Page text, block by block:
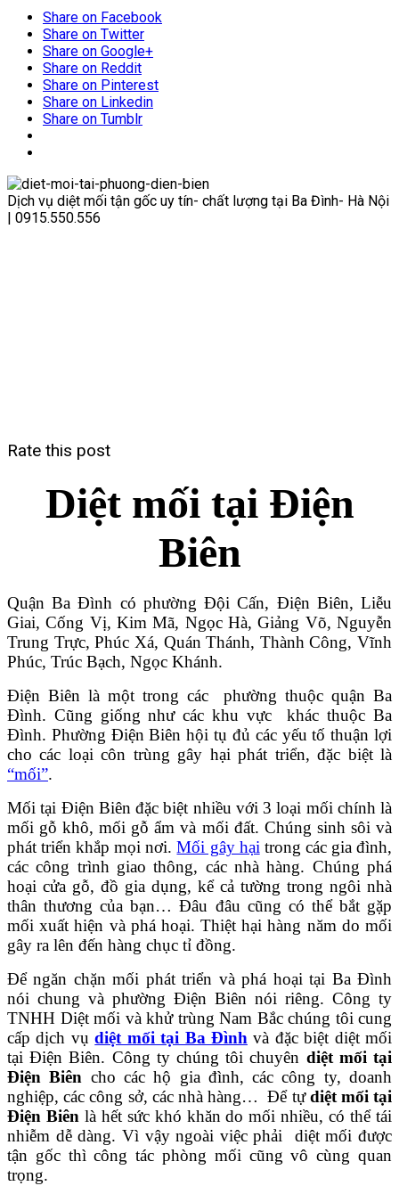
0915.550.556
Share on Facebook
Share on Twitter
Share on Google+
Share on Reddit
Share on Pinterest
Share on Linkedin
Share on Tumblr
Dịch vụ diệt mối tận gốc uy tín- chất lượng tại Ba Đình- Hà Nội
| 0915.550.556
Rate this post
Diệt mối tại Điện
Biên
Quận Ba Đình có phường Đội Cấn, Điện Biên, Liễu
Giai, Cống Vị, Kim Mã, Ngọc Hà, Giảng Võ, Nguyễn
Trung Trực, Phúc Xá, Quán Thánh, Thành Công, Vĩnh
Phúc, Trúc Bạch, Ngọc Khánh.
Điện Biên là một trong các phường thuộc quận Ba
Đình. Cũng giống như các khu vực khác thuộc Ba
Đình. Phường Điện Biên hội tụ đủ các yếu tố thuận lợi
cho các loại côn trùng gây hại phát triển, đặc biệt là
“mối”.
Mối tại Điện Biên đặc biệt nhiều với 3 loại mối chính là
mối gỗ khô, mối gỗ ẩm và mối đất. Chúng sinh sôi và
phát triển khắp mọi nơi.Mối gây hạitrong các gia đình,
các công trình giao thông, các nhà hàng. Chúng phá
hoại cửa gỗ, đồ gia dụng, kể cả tường trong ngôi nhà
thân thương của bạn… Đâu đâu cũng có thể bắt gặp
mối xuất hiện và phá hoại. Thiệt hại hàng năm do mối
gây ra lên đến hàng chục tỉ đồng.
Để ngăn chặn mối phát triển và phá hoại tại Ba Đình
nói chung và phường Điện Biên nói riêng. Công ty
TNHH Diệt mối và khử trùng Nam Bắc chúng tôi cung
cấp dịch vụdiệt mối tại Ba Đìnhvà đặc biệt diệt mối
tại Điện Biên. Công ty chúng tôi chuyên diệt mối tại
Điện Biên cho các hộ gia đình, các công ty, doanh
nghiệp, các công sở, các nhà hàng… Để tựdiệt mối tại
Điện Biên là hết sức khó khăn do mối nhiều, có thể tái
nhiễm dễ dàng. Vì vậy ngoài việc phải diệt mối được
tận gốc thì công tác phòng mối cũng vô cùng quan
trọng.